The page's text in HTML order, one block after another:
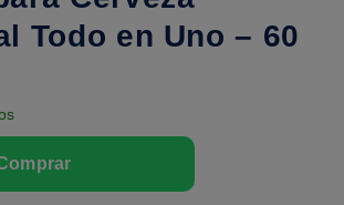
Todo en Uno – 60